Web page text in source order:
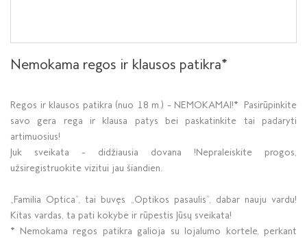
Nemokama regos ir klausos patikra*
Regos ir klausos patikra (nuo 18 m.) – NEMOKAMAI!* Pasirūpinkite
savo gera rega ir klausa patys bei paskatinkite tai padaryti
artimuosius!
Juk sveikata – didžiausia dovana !Nepraleiskite progos,
užsiregistruokite vizitui jau šiandien.
„Familia Optica“, tai buvęs „Optikos pasaulis“, dabar nauju vardu!
Kitas vardas, ta pati kokybė ir rūpestis Jūsų sveikata!
* Nemokama regos patikra galioja su lojalumo kortele, perkant